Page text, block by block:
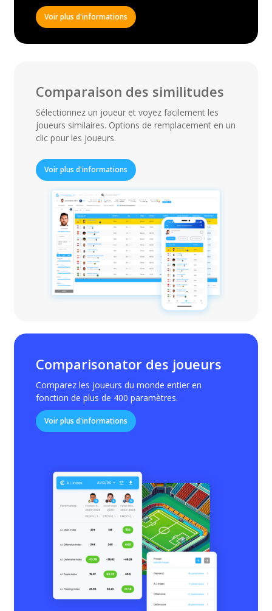
Voir plus d'informations
Comparaison des similitudes
Sélectionnez un joueur et voyez facilement les
joueurs similaires. Options de remplacement en un
clic pour les joueurs.
Voir plus d'informations
Comparisonator des joueurs
Comparez les joueurs du monde entier en
fonction de plus de 400 paramètres.
Voir plus d'informations